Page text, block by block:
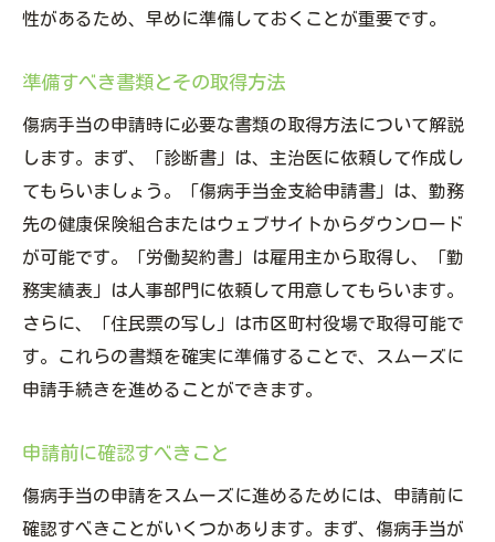
性があるため、早めに準備しておくことが重要です。
準備すべき書類とその取得方法
傷病手当の申請時に必要な書類の取得方法について解説
します。まず、「診断書」は、主治医に依頼して作成し
てもらいましょう。「傷病手当金支給申請書」は、勤務
先の健康保険組合またはウェブサイトからダウンロード
が可能です。「労働契約書」は雇用主から取得し、「勤
務実績表」は人事部門に依頼して用意してもらいます。
さらに、「住民票の写し」は市区町村役場で取得可能で
す。これらの書類を確実に準備することで、スムーズに
申請手続きを進めることができます。
申請前に確認すべきこと
傷病手当の申請をスムーズに進めるためには、申請前に
確認すべきことがいくつかあります。まず、傷病手当が